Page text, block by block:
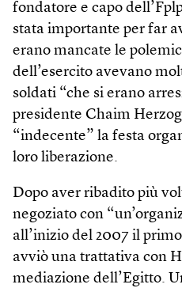
fondatore e capo
stata importante per far
erano mancate le
dell’esercito avevano
soldati “che si erano
presidente Chaim
“indecente” la festa
loro liberazione.
Dopo aver ribadito più
negoziato con
all’inizio del 2007 il
avviò una trattativa con
mediazione dell’Egitto.